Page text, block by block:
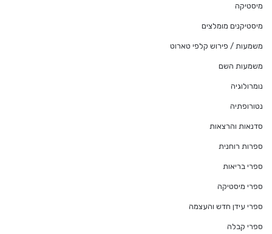
מיסטיקה
מיסטיקנים מומלצים
משמעות / פירוש קלפי טארוט
משמעות השם
נומרולוגיה
נטורופתיה
סדנאות והרצאות
ספרות רוחנית
ספרי בריאות
ספרי מיסטיקה
ספרי עידן חדש והעצמה
ספרי קבלה